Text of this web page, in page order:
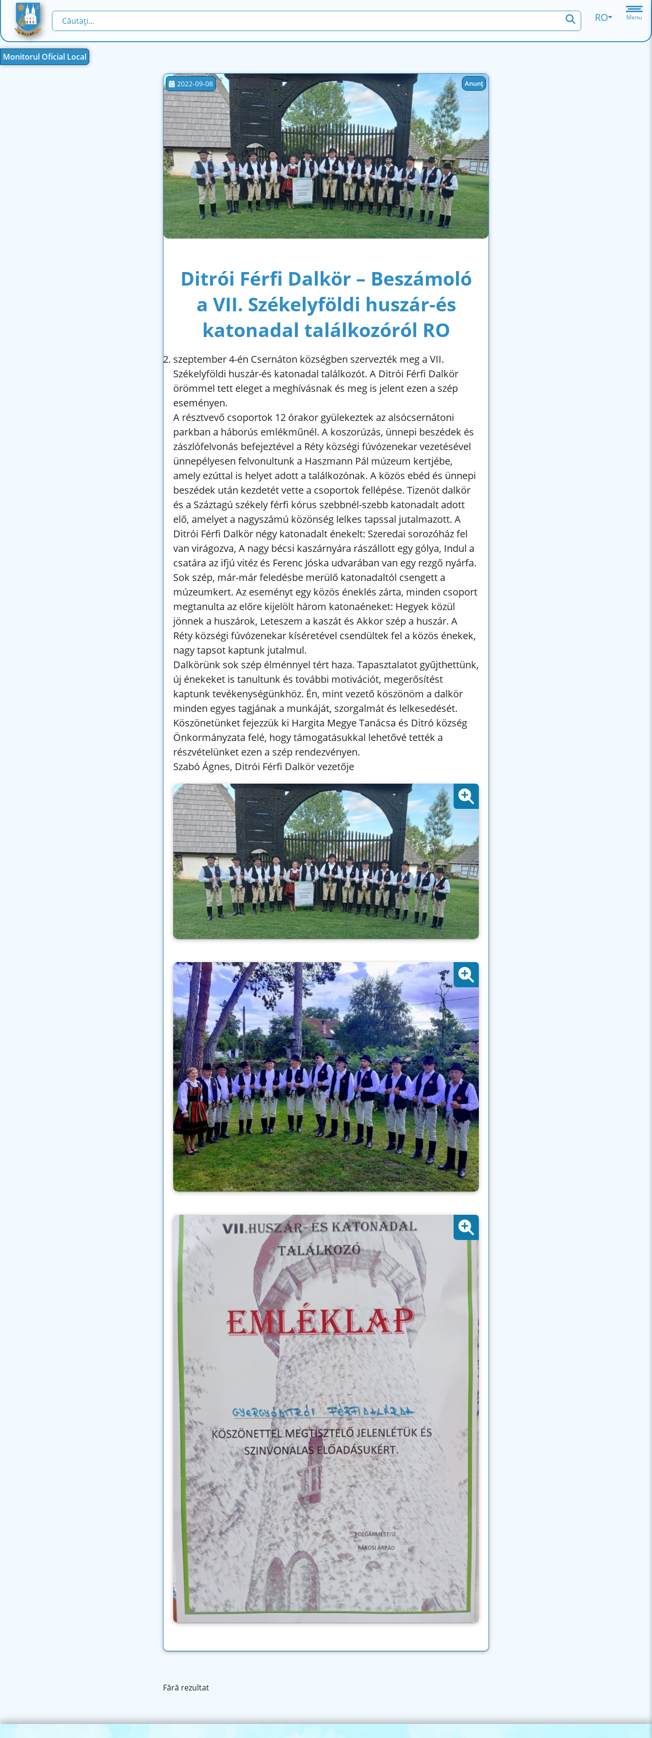
RO Menu
Monitorul Oficial Local
Anunț
2022-09-08
Ditrói Férfi Dalkör – Beszámoló
a VII. Székelyföldi huszár-és
katonadal találkozóról RO
szeptember 4-én Csernáton községben szervezték meg a VII.
Székelyföldi huszár-és katonadal találkozót. A Ditrói Férfi Dalkör
örömmel tett eleget a meghívásnak és meg is jelent ezen a szép
eseményen.
A résztvevő csoportok 12 órakor gyülekeztek az alsócsernátoni
parkban a háborús emlékműnél. A koszorúzás, ünnepi beszédek és
zászlófelvonás befejeztével a Réty községi fúvózenekar vezetésével
ünnepélyesen felvonultunk a Haszmann Pál múzeum kertjébe,
amely ezúttal is helyet adott a találkozónak. A közös ebéd és ünnepi
beszédek után kezdetét vette a csoportok fellépése. Tizenöt dalkör
és a Száztagú székely férfi kórus szebbnél-szebb katonadalt adott
elő, amelyet a nagyszámú közönség lelkes tapssal jutalmazott. A
Ditrói Férfi Dalkör négy katonadalt énekelt: Szeredai sorozóház fel
van virágozva, A nagy bécsi kaszárnyára rászállott egy gólya, Indul a
csatára az ifjú vitéz és Ferenc Jóska udvarában van egy rezgő nyárfa.
Sok szép, már-már feledésbe merülő katonadaltól csengett a
múzeumkert. Az eseményt egy közös éneklés zárta, minden csoport
megtanulta az előre kijelölt három katonaéneket: Hegyek közül
jönnek a huszárok, Leteszem a kaszát és Akkor szép a huszár. A
Réty községi fúvózenekar kíséretével csendültek fel a közös énekek,
nagy tapsot kaptunk jutalmul.
Dalkörünk sok szép élménnyel tért haza. Tapasztalatot gyűjthettünk,
új énekeket is tanultunk és további motivációt, megerősítést
kaptunk tevékenységünkhöz. Én, mint vezető köszönöm a dalkör
minden egyes tagjának a munkáját, szorgalmát és lelkesedését.
Köszönetünket fejezzük ki Hargita Megye Tanácsa és Ditró község
Önkormányzata felé, hogy támogatásukkal lehetővé tették a
részvételünket ezen a szép rendezvényen.
Szabó Ágnes, Ditrói Férfi Dalkör vezetője
Fără rezultat